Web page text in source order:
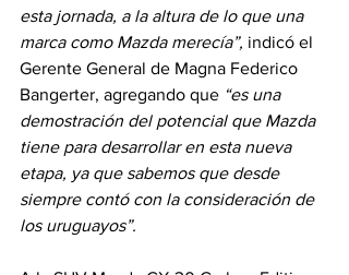
esta jornada, a la altura de lo que una
marca como Mazda merecía”, indicó el
Gerente General de Magna Federico
Bangerter, agregando que “es una
demostración del potencial que Mazda
tiene para desarrollar en esta nueva
etapa, ya que sabemos que desde
siempre contó con la consideración de
los uruguayos”.